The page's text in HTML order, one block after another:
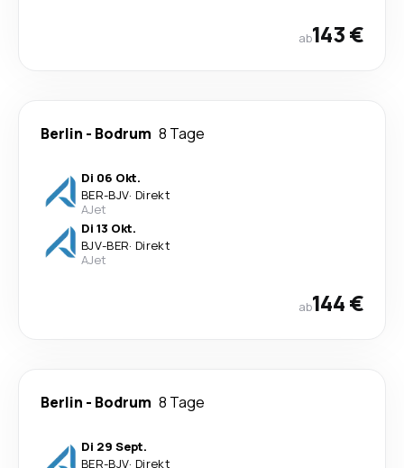
ab143 €
Berlin - Bodrum 8 Tage
Di 06 Okt.
BER-BJV· Direkt
AJet
Di 13 Okt.
BJV-BER· Direkt
AJet
ab144 €
Berlin - Bodrum 8 Tage
Di 29 Sept.
BER-BJV· Direkt